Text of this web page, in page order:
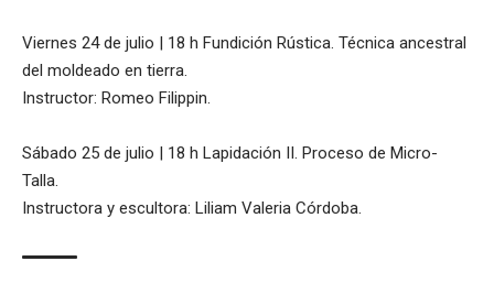
Viernes 24 de julio | 18 h Fundición Rústica. Técnica ancestral
del moldeado en tierra.
Instructor: Romeo Filippin.
Sábado 25 de julio | 18 h Lapidación II. Proceso de Micro-
Talla.
Instructora y escultora: Liliam Valeria Córdoba.